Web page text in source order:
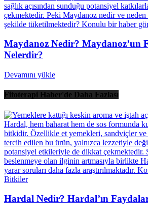
Maydanoz Nedir? Maydanoz’un
Nelerdir?
Devamını yükle
Fitoterapi Haber'de Daha Fazlası
Bitkiler
Hardal Nedir? Hardal’ın